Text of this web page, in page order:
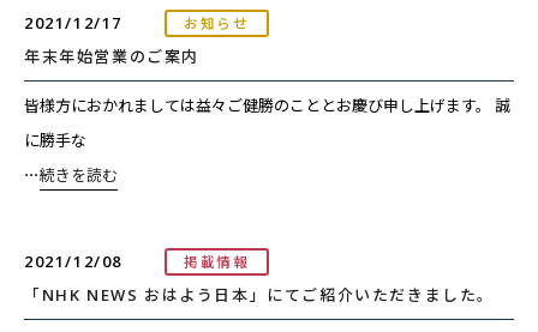
2021/12/17 お知らせ
年末年始営業のご案内
皆様方におかれましては益々ご健勝のこととお慶び申し上げます。 誠
に勝手な
⋯続きを読む
2021/12/08 掲載情報
「NHK NEWS おはよう日本」にてご紹介いただきました。